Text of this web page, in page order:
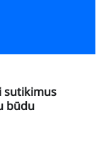
sutikimus
būdu